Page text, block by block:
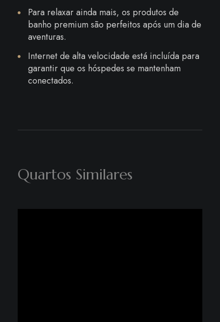
Para relaxar ainda mais, os produtos de
banho premium são perfeitos após um dia de
aventuras.
Internet de alta velocidade está incluída para
garantir que os hóspedes se mantenham
conectados.
Quartos Similares